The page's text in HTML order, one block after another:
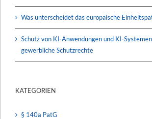
Was unterscheidet das europäische
Schutz von KI-Anwendungen und KI-
gewerbliche Schutzrechte
KATEGORIEN
§ 140a PatG